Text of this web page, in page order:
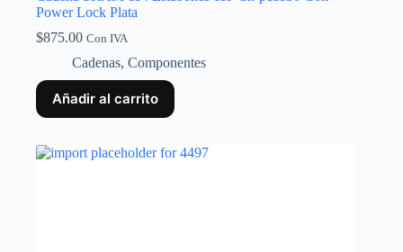
Power Lock Plata
$875.00 Con IVA
Cadenas, Componentes
Añadir al carrito